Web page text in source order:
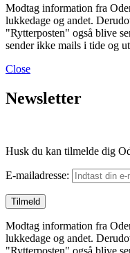
Modtag information fra
lukkedage og andet.
"Rytterposten" også blive
sender ikke mails i tide og
Close
Newsletter
Husk du kan tilmelde dig
E-mailadresse:
Modtag information fra
lukkedage og andet.